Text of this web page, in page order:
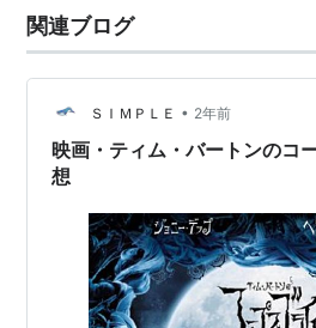
関連ブログ
ＳＩＭＰＬＥ • 2年前
映画・ティム・バートンのコ
想